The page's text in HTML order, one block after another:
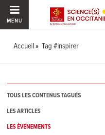
MENU
Accueil Tag #inspirer
TOUS LES CONTENUS TAGUÉS
LES ARTICLES
LES ÉVÉNEMENTS